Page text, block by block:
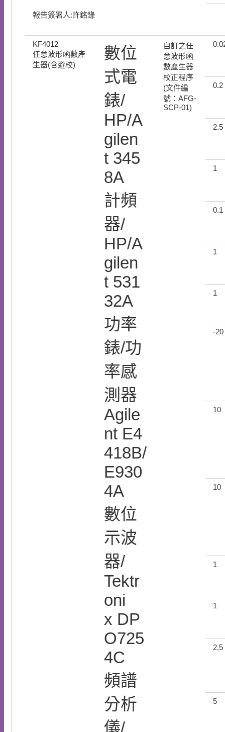
報告簽署人:許銘錄
KF4012
任意波形函數產
生器(含遊校)
數位
式電
錶/
HP/A
gilen
t 345
8A
計頻
器/
HP/A
gilen
t 531
32A
功率
錶/功
率感
測器
Agile
nt E4
418B/
E930
4A
數位
示波
器/
Tektr
oni
x DP
O725
4C
頻譜
分析
儀/
自訂之任
意波形函
數產生器
校正程序
(文件編
號：AFG-
SCP-01)
0.2
2.5
1
0.1
1
1
-20
10
10
1
1
2.5
5